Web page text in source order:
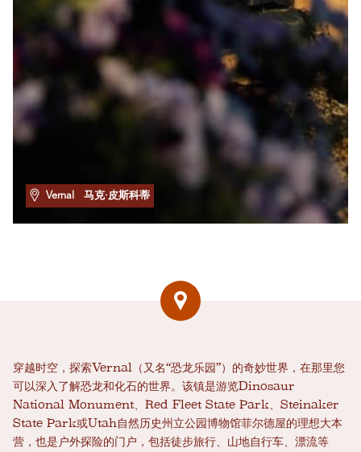
Vernal 马克·皮斯科蒂
穿越时空，探索Vernal（又名“恐龙乐园”）的奇妙世界，在那里您
可以深入了解恐龙和化石的世界。该镇是游览Dinosaur
National Monument、Red Fleet State Park、Steinaker
State Park或Utah自然历史州立公园博物馆菲尔德屋的理想大本
营，也是户外探险的门户，包括徒步旅行、山地自行车、漂流等